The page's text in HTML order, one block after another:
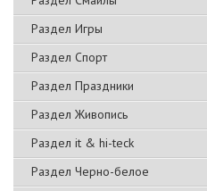
Раздел Игры
Раздел Спорт
Раздел Праздники
Раздел Живопись
Раздел it & hi-teck
Раздел Черно-белое